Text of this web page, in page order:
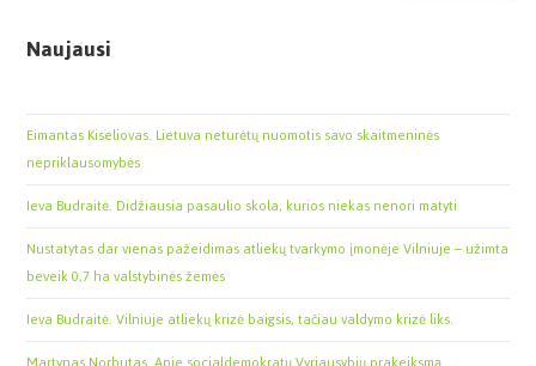
Naujausi
Eimantas Kiseliovas. Lietuva neturėtų nuomotis savo skaitmeninės
nepriklausomybės
Ieva Budraitė. Didžiausia pasaulio skola, kurios niekas nenori matyti
Nustatytas dar vienas pažeidimas atliekų tvarkymo įmonėje Vilniuje – užimta
beveik 0,7 ha valstybinės žemės
Ieva Budraitė. Vilniuje atliekų krizė baigsis, tačiau valdymo krizė liks.